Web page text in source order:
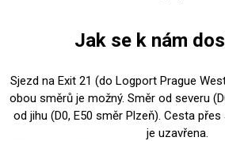
Jak se k nám
Sjezd na Exit 21 (do Logport Prague
obou směrů je možný. Směr od severu
od jihu (D0, E50 směr Plzeň). Cesta
je uzavřena.